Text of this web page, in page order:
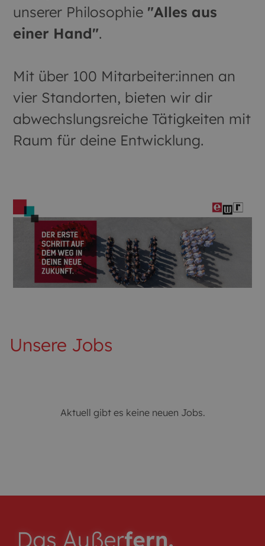
unserer Philosophie "Alles aus
einer Hand".
Mit über 100 Mitarbeiter:innen an
vier Standorten, bieten wir dir
abwechslungsreiche Tätigkeiten mit
Raum für deine Entwicklung.
Unsere Jobs
Aktuell gibt es keine neuen Jobs.